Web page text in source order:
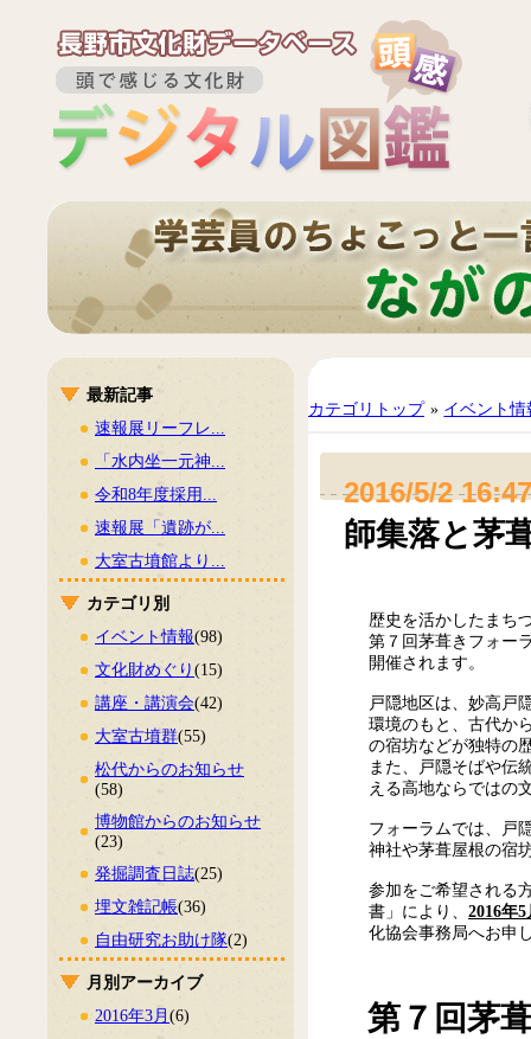
最新記事
速報展リーフレ...
「水内坐一元神...
令和8年度採用...
速報展「遺跡が...
大室古墳館より...
カテゴリ別
イベント情報(98)
文化財めぐり (15)
講座・講演会(42)
大室古墳群(55)
松代からのお知らせ
(58)
博物館からのお知らせ
(23)
発掘調査日誌(25)
埋文雑記帳(36)
自由研究お助け隊(2)
月別アーカイブ
2016年3月 (6)
カテゴリトップ » イベント情
2016/5/2 16:47
師集落と茅
歴史を活かしたまち
第７回茅葺きフォー
開催されます。
戸隠地区は、妙高戸
環境のもと、古代か
の宿坊などが独特の
また、戸隠そばや伝
える高地ならではの
フォーラムでは、戸
神社や茅葺屋根の宿
参加をご希望される
書」により、 2016年
化協会事務局へお申
第７回茅